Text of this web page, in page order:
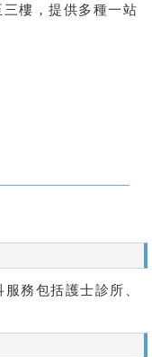
樓，提供多種一站
務包括護士診所、